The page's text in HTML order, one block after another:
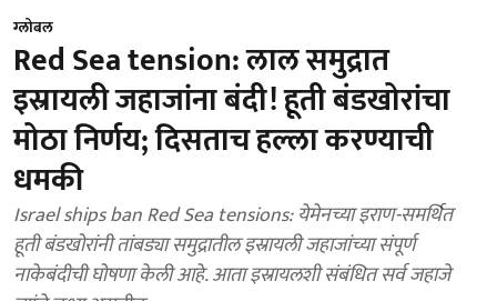
ग्लोबल
Red Sea tension: लाल समुद्रात
इस्रायली जहाजांना बंदी! हूती बंडखोरांचा
मोठा निर्णय; दिसताच हल्ला करण्याची
धमकी
Israel ships ban Red Sea tensions: येमेनच्या इराण-समर्थित
हूती बंडखोरांनी तांबड्या समुद्रातील इस्रायली जहाजांच्या संपूर्ण
नाकेबंदीची घोषणा केली आहे. आता इस्रायलशी संबंधित सर्व जहाजे